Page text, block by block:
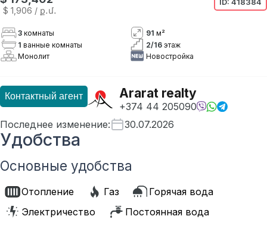
$ 1,906 / ք․մ․
3 комнаты 91 м²
1 ванные комнаты 2/16 этаж
Монолит
Новостройка
Контактный агент Ararat realty
+374 44 205090
Последнее изменение: 30.07.2026
Удобства
Основные удобства
Отопление Газ
Горячая вода
Электричество
Постоянная вода